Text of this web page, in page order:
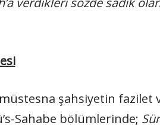
şahsiyetin fazilet
Sahabe bölümlerinde;